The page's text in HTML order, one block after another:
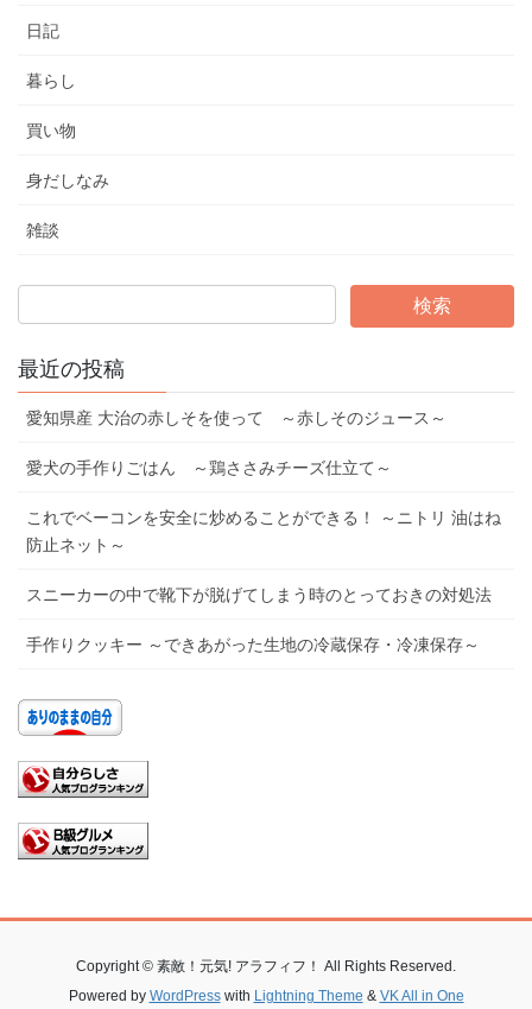
日記
暮らし
買い物
身だしなみ
雑談
最近の投稿
愛知県産 大治の赤しそを使って ～赤しそのジュース～
愛犬の手作りごはん ～鶏ささみチーズ仕立て～
これでベーコンを安全に炒めることができる！ ～ニトリ 油はね
防止ネット～
スニーカーの中で靴下が脱げてしまう時のとっておきの対処法
手作りクッキー ～できあがった生地の冷蔵保存・冷凍保存～
Copyright © 素敵！元気! アラフィフ！ All Rights Reserved.
Powered by WordPresswith Lightning Theme & VK All in One